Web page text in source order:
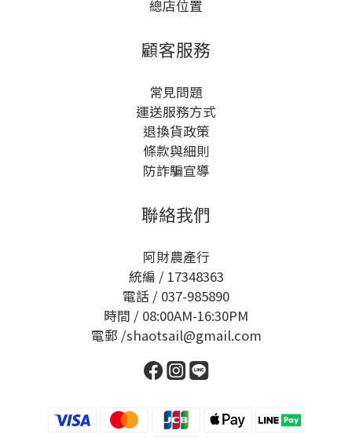
總店位置
顧客服務
常見問題
運送服務方式
退換貨政策
條款與細則
防詐騙宣導
聯絡我們
阿財農產行
統編 / 17348363
電話 / 037-985890
時間 / 08:00AM-16:30PM
電郵 /shaotsail@gmail.com